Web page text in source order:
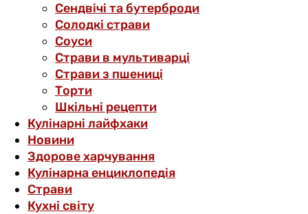
Сендвічі та бутерброди
Солодкі страви
Соуси
Страви в мультиварці
Страви з пшениці
Торти
Шкільні рецепти
Кулінарні лайфхаки
Новини
Здорове харчування
Кулінарна енциклопедія
Страви
Кухні світу